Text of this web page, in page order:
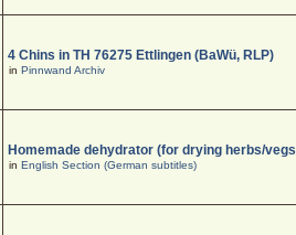
4 Chins in TH 76275 Ettlingen (BaWü, RLP)
inPinnwand Archiv
Homemade dehydrator (for drying herbs/
inEnglish Section (German subtitles)